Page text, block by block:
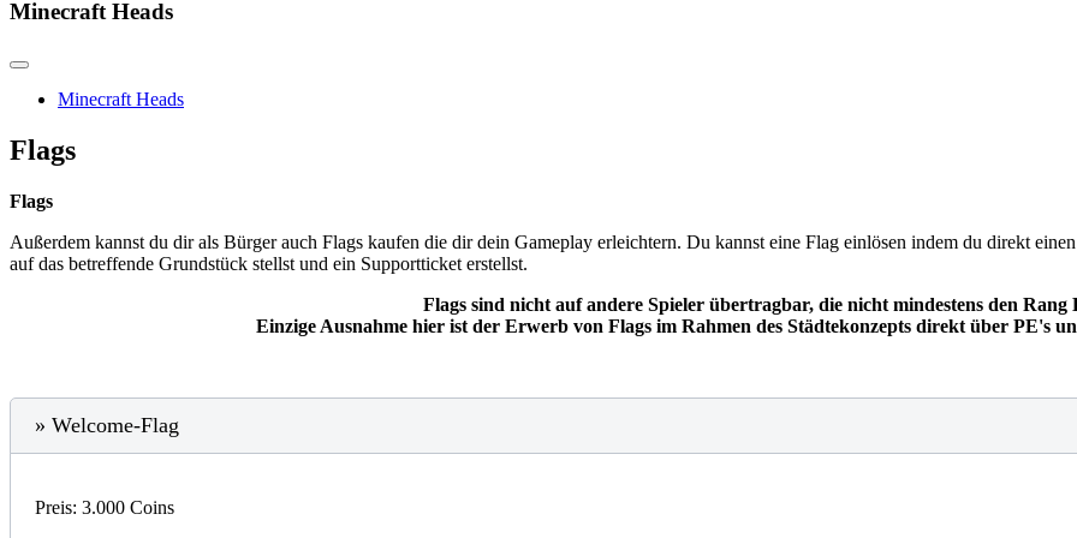
Minecraft Heads
Minecraft Heads
Flags
Flags
Außerdem kannst du dir als Bürger auch Flags kaufen die dir dein Gameplay erleichtern. Du kannst eine Flag einlösen indem du direkt
auf das betreffende Grundstück stellst und ein Supportticket erstellst.
Flags sind nicht auf andere Spieler übertragbar, die nicht mindestens den Rang
Einzige Ausnahme hier ist der Erwerb von Flags im Rahmen des Städtekonzepts direkt über PE's
» Welcome-Flag
Preis: 3.000 Coins